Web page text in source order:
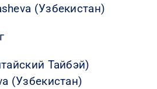
(Узбекистан)
Тайбэй)
(Узбекистан)